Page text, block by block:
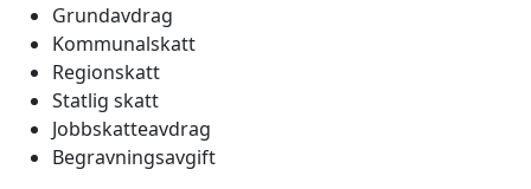
Grundavdrag
Kommunalskatt
Regionskatt
Statlig skatt
Jobbskatteavdrag
Begravningsavgift